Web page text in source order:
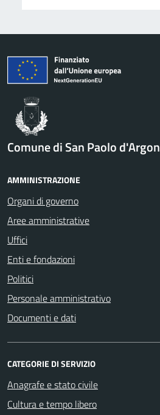
Comune di San Paolo d'Argon
AMMINISTRAZIONE
Organi di governo
Aree amministrative
Uffici
Enti e fondazioni
Politici
Personale amministrativo
Documenti e dati
CATEGORIE DI SERVIZIO
Anagrafe e stato civile
Cultura e tempo libero